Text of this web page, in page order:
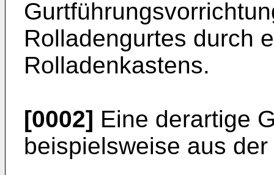
Rolladengurtes durch
Rolladenkastens.
[0002] Eine derartige
beispielsweise aus